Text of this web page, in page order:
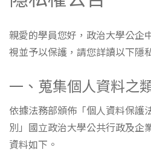
親愛的學員您好，政治大學公企
視並予以保護，請您詳讀以下隱
一、蒐集個人資料之
依據法務部頒佈「個人資料保護
別」國立政治大學公共行政及企
資料如下。